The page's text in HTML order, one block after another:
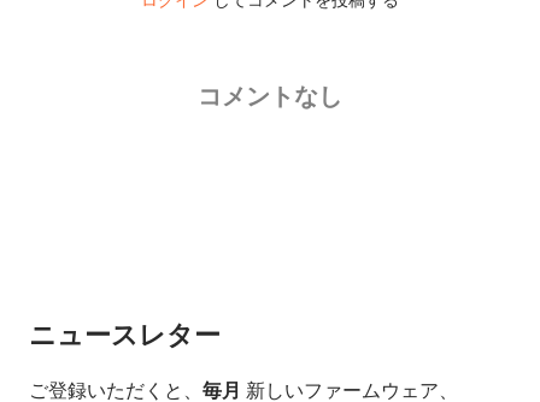
コメントなし
ニュースレター
ご登録いただくと、 毎月 新しいファームウェア、